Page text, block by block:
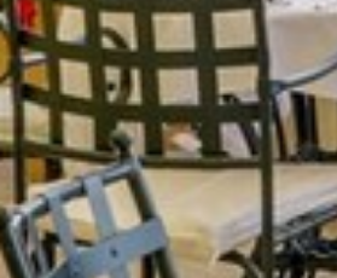
AIR DE DÉTENTE